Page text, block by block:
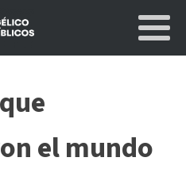
el mundo